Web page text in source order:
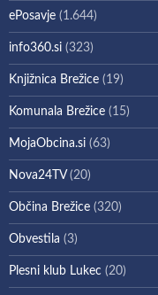
ePosavje (1.644)
info360.si (323)
Knjižnica Brežice (19)
Komunala Brežice (15)
MojaObcina.si (63)
Nova24TV(20)
Občina Brežice (320)
Obvestila (3)
Plesni klub Lukec (20)